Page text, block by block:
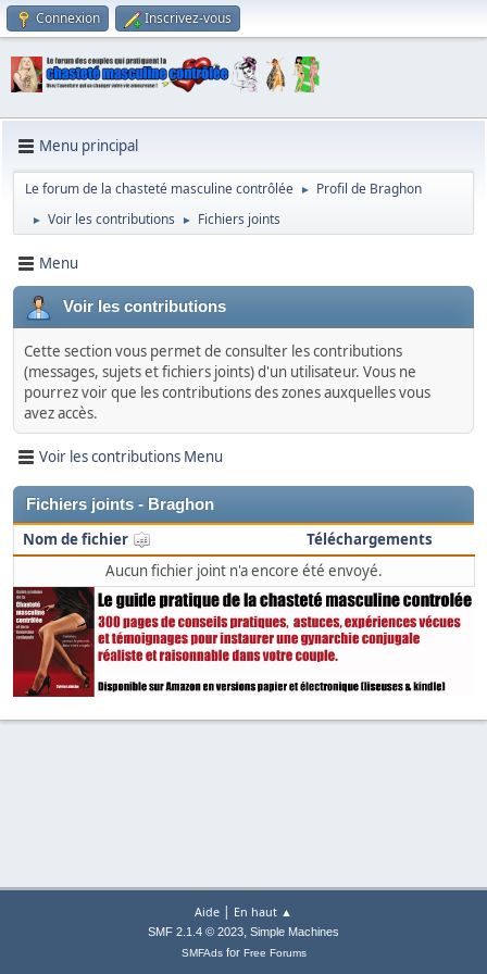
Connexion Inscrivez-vous
Menu principal
Le forum de la chasteté masculine contrôlée ► Profil de Braghon
► Voir les contributions ► Fichiers joints
Menu
Voir les contributions
Cette section vous permet de consulter les contributions
(messages, sujets et fichiers joints) d'un utilisateur. Vous ne
pourrez voir que les contributions des zones auxquelles vous
avez accès.
Voir les contributions Menu
Fichiers joints - Braghon
Nom de fichier
Téléchargements
Aucun fichier joint n'a encore été envoyé.
Aide | En haut ▲
SMF 2.1.4 © 2023, Simple Machines
SMFAdsfor Free Forums